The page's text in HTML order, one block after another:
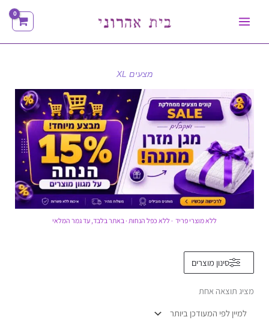
מצעים XL
ללא מוצרי פריד · ללא כפל הנחות · באתר בלבד, עד גמר המלאי
סינון מוצרים
מציג תוצאה אחת